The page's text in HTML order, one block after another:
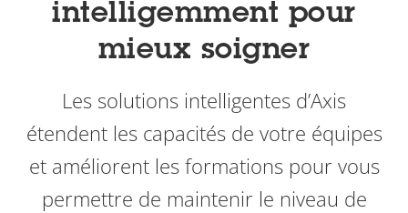
intelligemment pour
mieux soigner
Les solutions intelligentes d’Axis
étendent les capacités de votre équipes
et améliorent les formations pour vous
permettre de maintenir le niveau de